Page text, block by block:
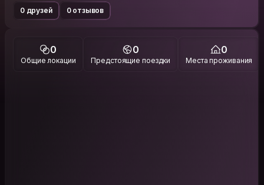
0 друзей 0 отзывов
0
Общие локации
0
Предстоящие поездки
0
Места проживания